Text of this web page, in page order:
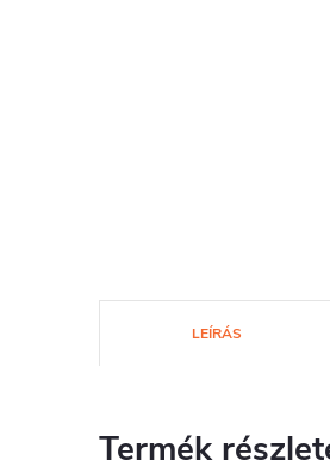
LEÍRÁS
Termék